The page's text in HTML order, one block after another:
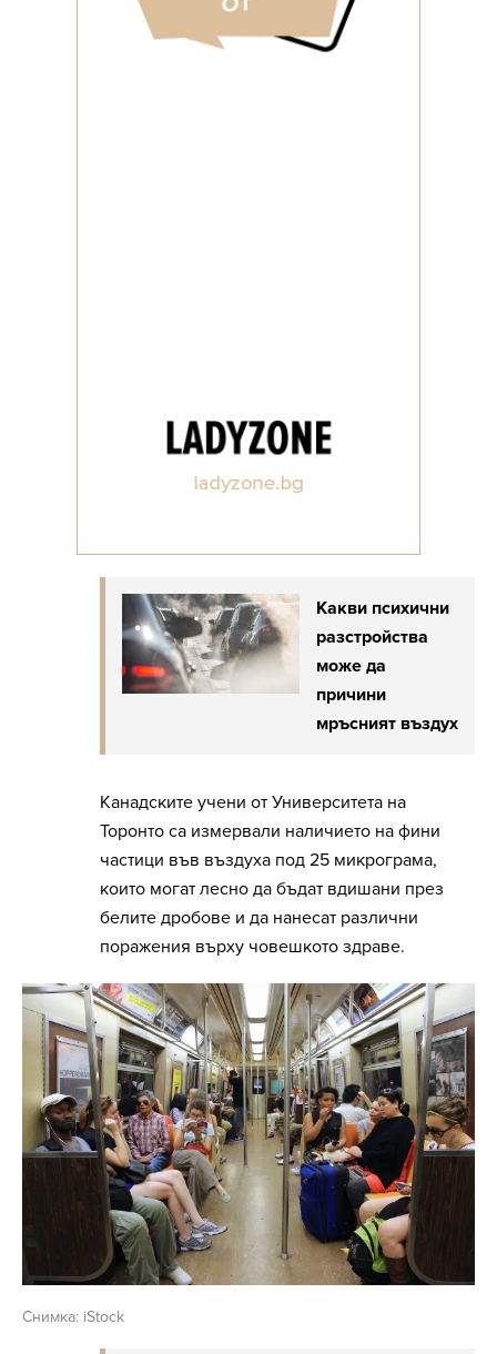
Какви психични
разстройства
може да
причини
мръсният въздух
Канадските учени от Университета на
Торонто са измервали наличието на фини
частици във въздуха под 25 микрограма,
които могат лесно да бъдат вдишани през
белите дробове и да нанесат различни
поражения върху човешкото здраве.
Снимка: iStock